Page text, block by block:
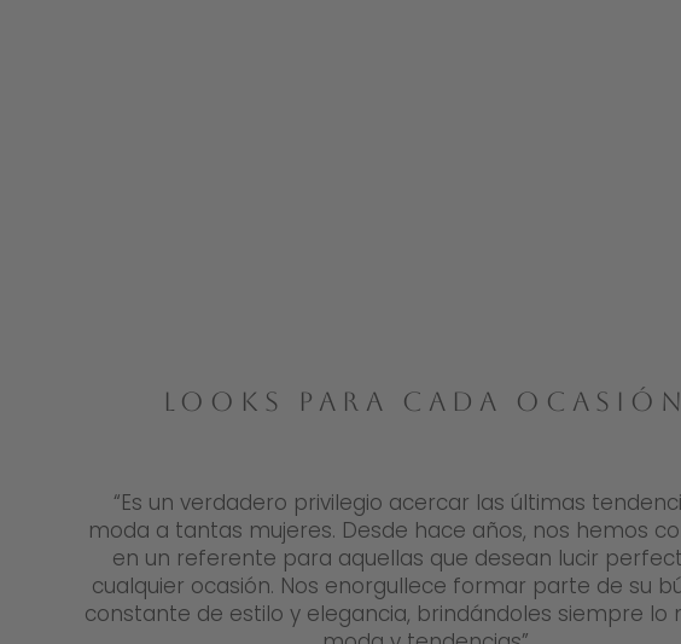
LOOKS PARA CADA OCASIÓN
“Es un verdadero privilegio acercar las últimas
moda a tantas mujeres. Desde hace años, nos hemos
en un referente para aquellas que desean lucir
cualquier ocasión. Nos enorgullece formar parte de su
constante de estilo y elegancia, brindándoles siempre lo